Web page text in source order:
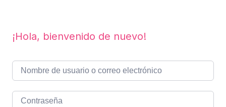
¡Hola, bienvenido de nuevo!